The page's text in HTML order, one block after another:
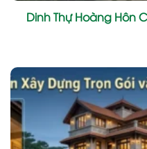
Dinh Thự Hoàng Hôn